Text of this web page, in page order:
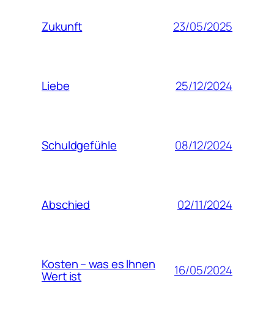
Zukunft 23/05/2025
Liebe 25/12/2024
Schuldgefühle 08/12/2024
Abschied 02/11/2024
Kosten – was es Ihnen
Wert ist 16/05/2024